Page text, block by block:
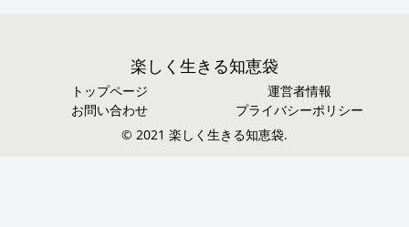
楽しく生きる知恵袋
トップページ
運営者情報
お問い合わせ
プライバシーポリシー
© 2021 楽しく生きる知恵袋.